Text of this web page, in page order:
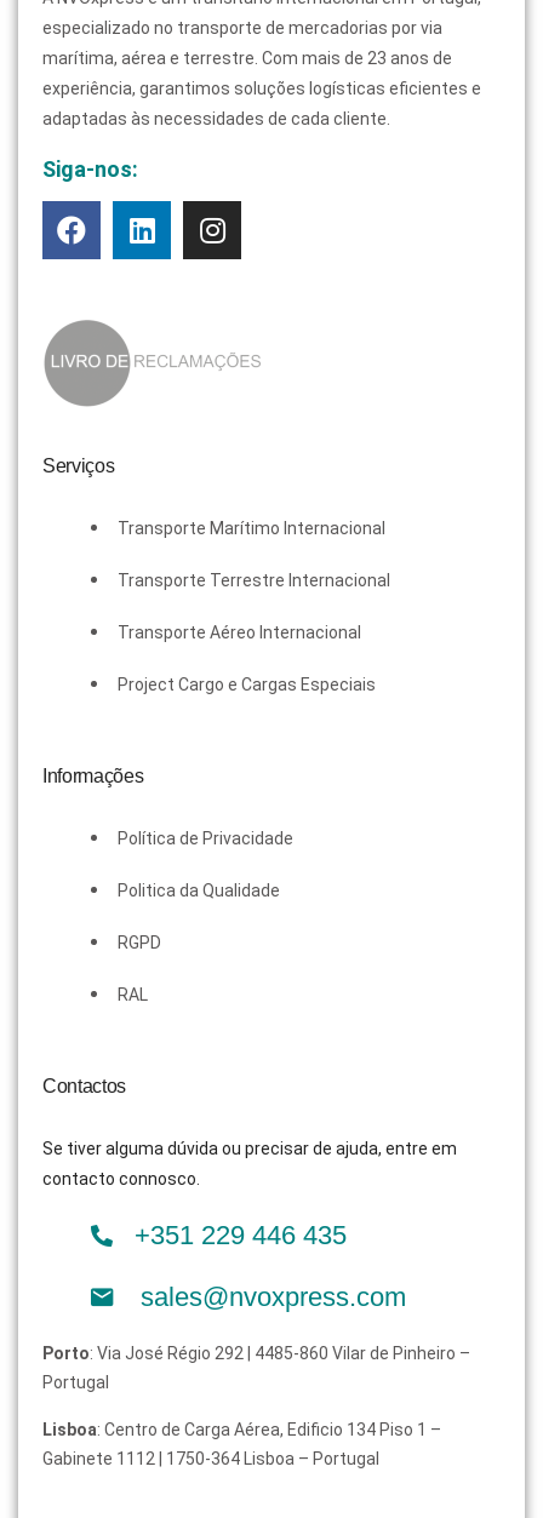
especializado no transporte de mercadorias por via
marítima, aérea e terrestre. Com mais de 23 anos de
experiência, garantimos soluções logísticas eficientes e
adaptadas às necessidades de cada cliente.
Siga-nos:
Serviços
Transporte Marítimo Internacional
Transporte Terrestre Internacional
Transporte Aéreo Internacional
Project Cargo e Cargas Especiais
Informações
Política de Privacidade
Politica da Qualidade
RGPD
RAL
Contactos
Se tiver alguma dúvida ou precisar de ajuda, entre em
contacto connosco.
+351 229 446 435
sales@nvoxpress.com
Porto: Via José Régio 292 | 4485-860 Vilar de Pinheiro –
Portugal
Lisboa: Centro de Carga Aérea, Edificio 134 Piso 1 –
Gabinete 1112 | 1750-364 Lisboa – Portugal